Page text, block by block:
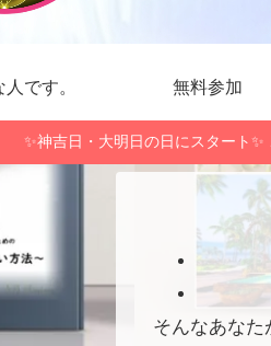
人です。 無料参加
✨神吉日・大明日の日にスタート
そんなあなた